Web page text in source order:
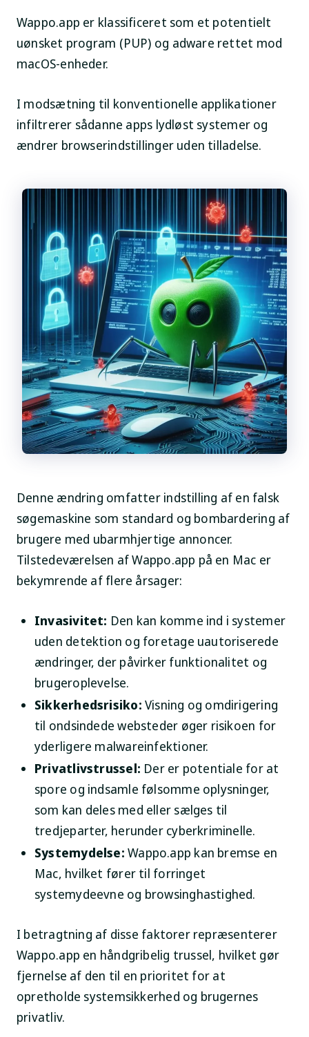
Wappo.app er klassificeret som et potentielt
uønsket program (PUP) og adware rettet mod
macOS-enheder.
I modsætning til konventionelle applikationer
infiltrerer sådanne apps lydløst systemer og
ændrer browserindstillinger uden tilladelse.
Denne ændring omfatter indstilling af en falsk
søgemaskine som standard og bombardering af
brugere med ubarmhjertige annoncer.
Tilstedeværelsen af Wappo.app på en Mac er
bekymrende af flere årsager:
Invasivitet: Den kan komme ind i systemer
uden detektion og foretage uautoriserede
ændringer, der påvirker funktionalitet og
brugeroplevelse.
Sikkerhedsrisiko: Visning og omdirigering
til ondsindede websteder øger risikoen for
yderligere malwareinfektioner.
Privatlivstrussel: Der er potentiale for at
spore og indsamle følsomme oplysninger,
som kan deles med eller sælges til
tredjeparter, herunder cyberkriminelle.
Systemydelse: Wappo.app kan bremse en
Mac, hvilket fører til forringet
systemydeevne og browsinghastighed.
I betragtning af disse faktorer repræsenterer
Wappo.app en håndgribelig trussel, hvilket gør
fjernelse af den til en prioritet for at
opretholde systemsikkerhed og brugernes
privatliv.